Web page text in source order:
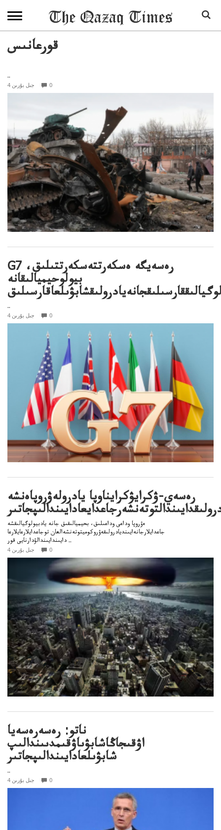
قورعانىس
..
4 جىل بۇرىن 0
G7 رەسەيگە ەسكەرتتەسكەرتتىلىق،
بيولوحيميالىقانە
..
4 جىل بۇرىن 0
رەسەي-ۋكرايۋكرايناوپا يادرولەۋروپاەنشە
ەۋروپا وداعى وداعىلىق، بحيميالىقىق جانە يادبيولوگيالىقشە
جاعدايلارجانەايىنديادرولىقەۋروكوميتوتەنشەالعان توجاعدايلارعايلارعا
دايىندايىندالۋدارنايى قور ..
4 جىل بۇرىن 0
ناتو: رەسەرەسەيا
اۋقىجاڭاشابۋىاۋقىمدىىندالىپ
شابۋىلعادايىندالىپجاتىر
..
4 جىل بۇرىن 0